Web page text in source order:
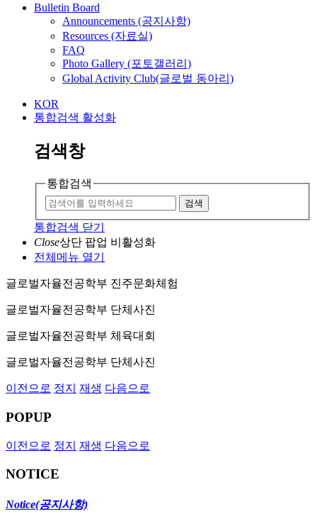
Bulletin Board
Announcements (공지사항)
Resources (자료실)
FAQ
Photo Gallery (포토갤러리)
Global Activity Club(글로벌 동아리)
KOR
통합검색 활성화
검색창
통합검색
검색
통합검색 닫기
Close상단 팝업 비활성화
전체메뉴 열기
글로벌자율전공학부 진주문화체험
글로벌자율전공학부 단체사진
글로벌자율전공학부 체육대회
글로벌자율전공학부 단체사진
이전으로 정지 재생 다음으로
POPUP
이전으로 정지 재생 다음으로
NOTICE
Notice(공지사항)